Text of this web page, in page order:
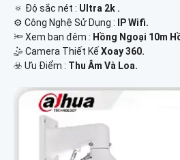
🔅 Độ sắc nét : Ultra 2k .
⚙ Công Nghệ Sử Dụng :
IP Wifi.
🔦 Xem ban đêm : Hồng Ngoại 10m
🤹 Camera Thiết Kế Xoay 360.
️☣️ Ưu Điểm : Thu Âm Và Loa.